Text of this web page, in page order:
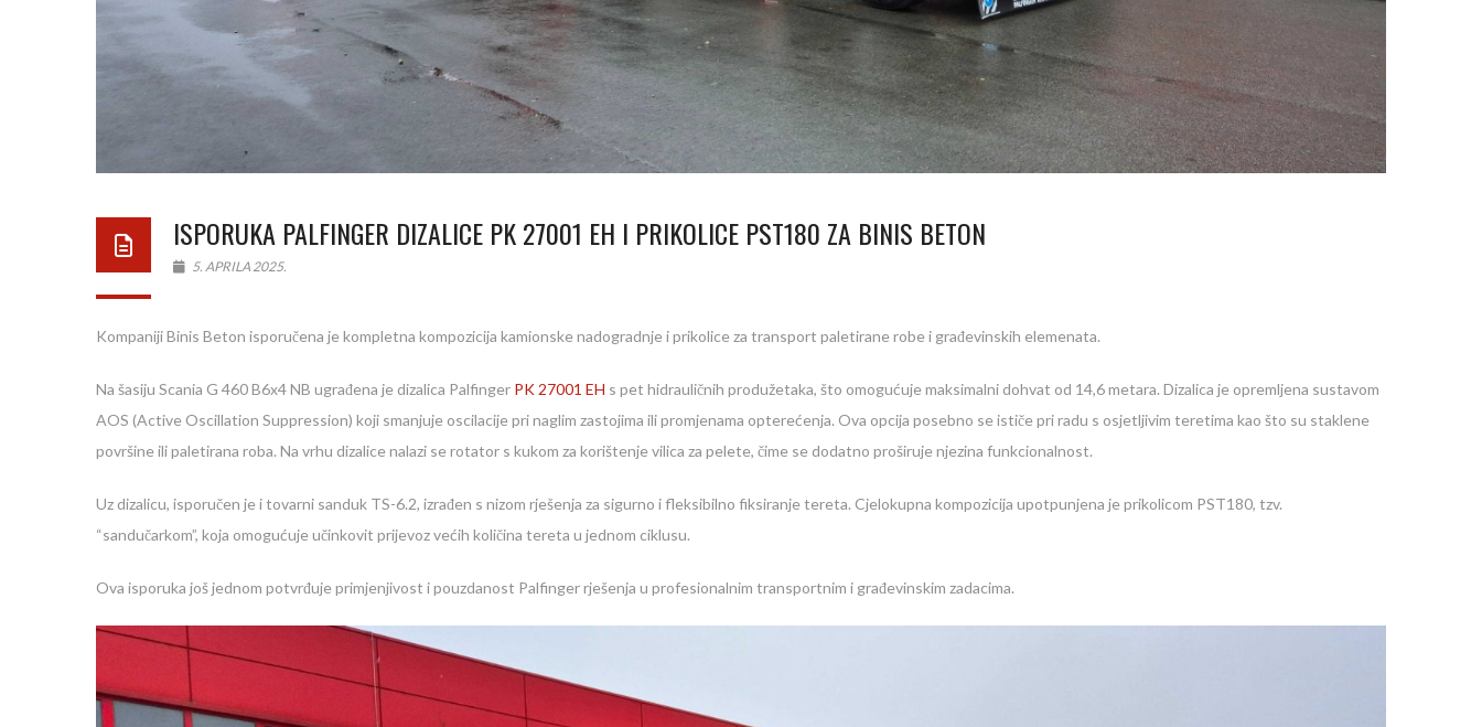
ISPORUKA PALFINGER DIZALICE PK 27001 EH I PRIKOLICE PST180 ZA BINIS BETON
5. APRILA 2025.
Kompaniji Binis Beton isporučena je kompletna kompozicija kamionske nadogradnje i prikolice za transport paletirane robe i građevinskih elemenata.
Na šasiju Scania G 460 B6x4 NB ugrađena je dizalica Palfinger PK 27001 EH s pet hidrauličnih produžetaka, što omogućuje maksimalni dohvat od 14,6 metara. Dizalica je opremljena sustavom
AOS (Active Oscillation Suppression) koji smanjuje oscilacije pri naglim zastojima ili promjenama opterećenja. Ova opcija posebno se ističe pri radu s osjetljivim teretima kao što su staklene
površine ili paletirana roba. Na vrhu dizalice nalazi se rotator s kukom za korištenje vilica za pelete, čime se dodatno proširuje njezina funkcionalnost.
Uz dizalicu, isporučen je i tovarni sanduk TS-6.2, izrađen s nizom rješenja za sigurno i fleksibilno fiksiranje tereta. Cjelokupna kompozicija upotpunjena je prikolicom PST180, tzv.
“sandučarkom”, koja omogućuje učinkovit prijevoz većih količina tereta u jednom ciklusu.
Ova isporuka još jednom potvrđuje primjenjivost i pouzdanost Palfinger rješenja u profesionalnim transportnim i građevinskim zadacima.